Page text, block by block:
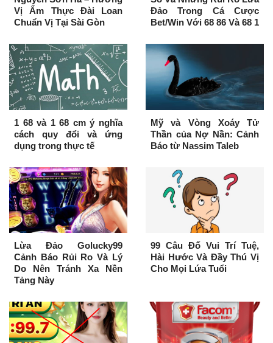
Vị Ẩm Thực Đài Loan
Chuẩn Vị Tại Sài Gòn
Đảo Trong Cá Cược
Bet/Win Với 68 86 Và 68 1
1 68 và 1 68 cm ý nghĩa
cách quy đổi và ứng
dụng trong thực tế
Mỹ và Vòng Xoáy Tử
Thần của Nợ Nần: Cảnh
Báo từ Nassim Taleb
Lừa Đảo Golucky99
Cảnh Báo Rủi Ro Và Lý
Do Nên Tránh Xa Nền
Tảng Này
99 Câu Đố Vui Trí Tuệ,
Hài Hước Và Đầy Thú Vị
Cho Mọi Lứa Tuổi